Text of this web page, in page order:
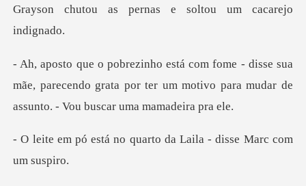
pernas e soltou um
sua
mãe, parecendo grata por ter um motivo para mu
o quarto da Laila - di